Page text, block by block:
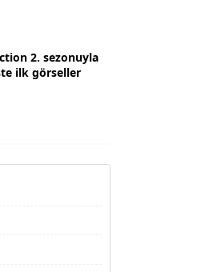
2. sezonuyla
ilk görseller